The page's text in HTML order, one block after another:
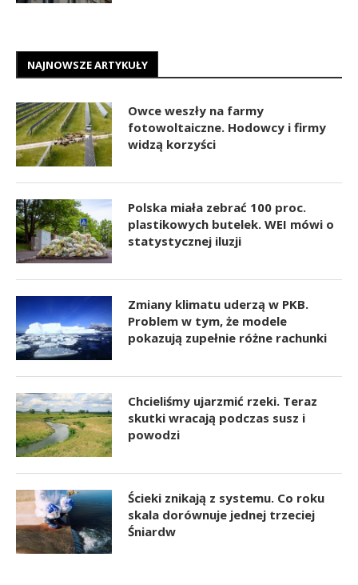
NAJNOWSZE ARTYKUŁY
Owce weszły na farmy
fotowoltaiczne. Hodowcy i firmy
widzą korzyści
Polska miała zebrać 100 proc.
plastikowych butelek. WEI mówi o
statystycznej iluzji
Zmiany klimatu uderzą w PKB.
Problem w tym, że modele
pokazują zupełnie różne rachunki
Chcieliśmy ujarzmić rzeki. Teraz
skutki wracają podczas susz i
powodzi
Ścieki znikają z systemu. Co roku
skala dorównuje jednej trzeciej
Śniardw